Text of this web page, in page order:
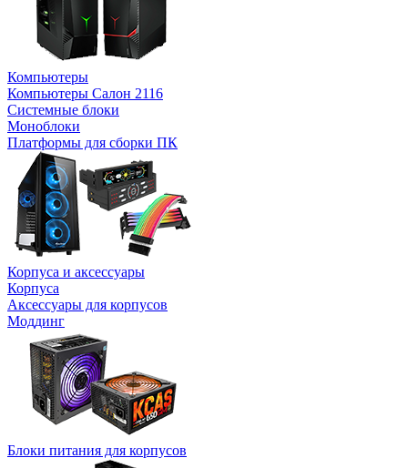
Компьютеры
Компьютеры Салон 2116
Системные блоки
Моноблоки
Платформы для сборки ПК
Корпуса и аксессуары
Корпуса
Аксессуары для корпусов
Моддинг
Блоки питания для корпусов